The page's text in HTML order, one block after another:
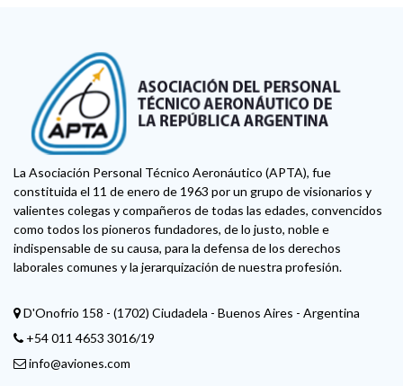
La Asociación Personal Técnico Aeronáutico (APTA), fue
constituida el 11 de enero de 1963 por un grupo de visionarios y
valientes colegas y compañeros de todas las edades, convencidos
como todos los pioneros fundadores, de lo justo, noble e
indispensable de su causa, para la defensa de los derechos
laborales comunes y la jerarquización de nuestra profesión.
D'Onofrio 158 - (1702) Ciudadela - Buenos Aires - Argentina
+54 011 4653 3016/19
info@aviones.com